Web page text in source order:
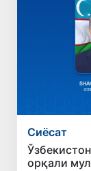
Сиёсат
орқали